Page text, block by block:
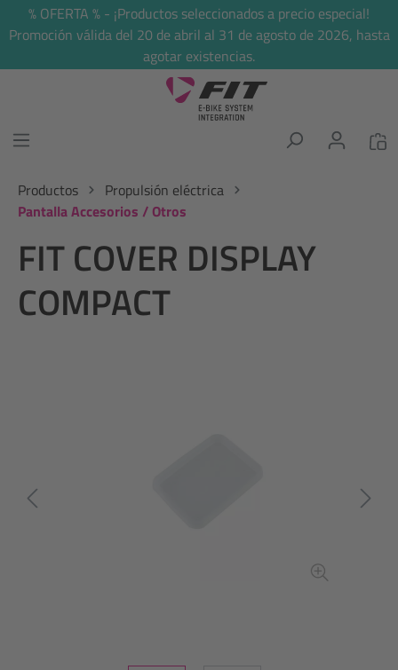
principal
% OFERTA % - ¡Productos seleccionados a precio especial!
Promoción válida del 20 de abril al 31 de agosto de 2026, hasta
agotar existencias.
Productos
Propulsión eléctrica
Pantalla Accesorios / Otros
FIT COVER DISPLAY
COMPACT